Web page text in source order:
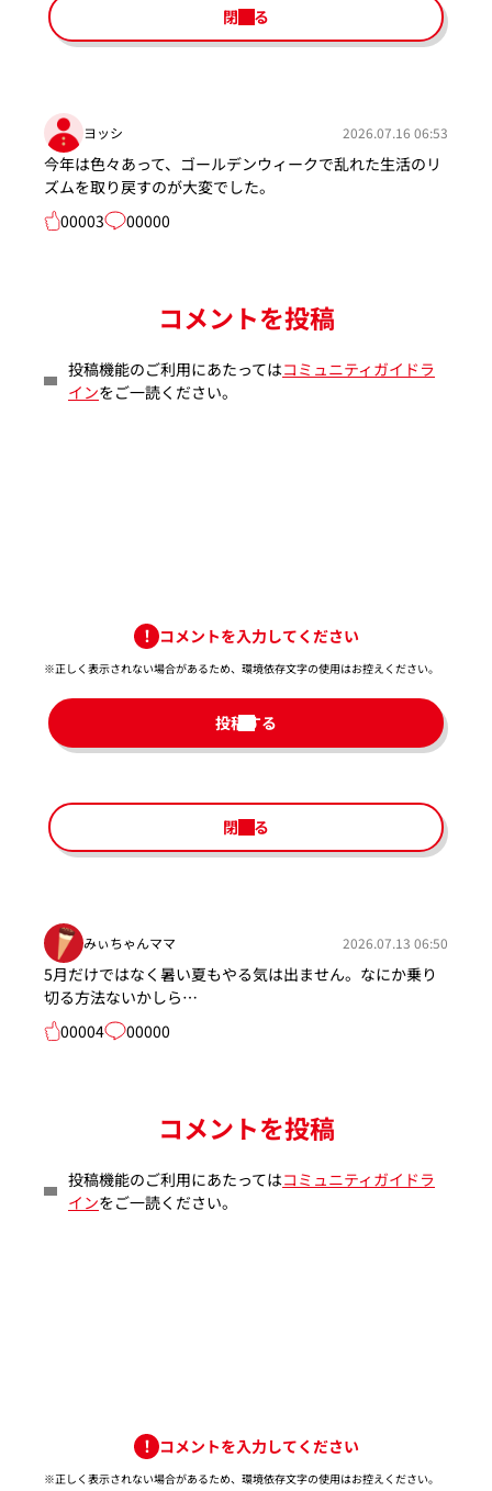
閉じる
ヨッシ 2026.07.16 06:53
今年は色々あって、ゴールデンウィークで乱れた生活のリ
ズムを取り戻すのが大変でした。
00003
00000
コメントを投稿
投稿機能のご利用にあたってはコミュニティガイドラ
インをご一読ください。
コメントを入力してください
※正しく表示されない場合があるため、環境依存文字の使用はお控えください。​
投稿する
閉じる
みぃちゃんママ 2026.07.13 06:50
5月だけではなく暑い夏もやる気は出ません。なにか乗り
切る方法ないかしら…
00004
00000
コメントを投稿
投稿機能のご利用にあたってはコミュニティガイドラ
インをご一読ください。
コメントを入力してください
※正しく表示されない場合があるため、環境依存文字の使用はお控えください。​